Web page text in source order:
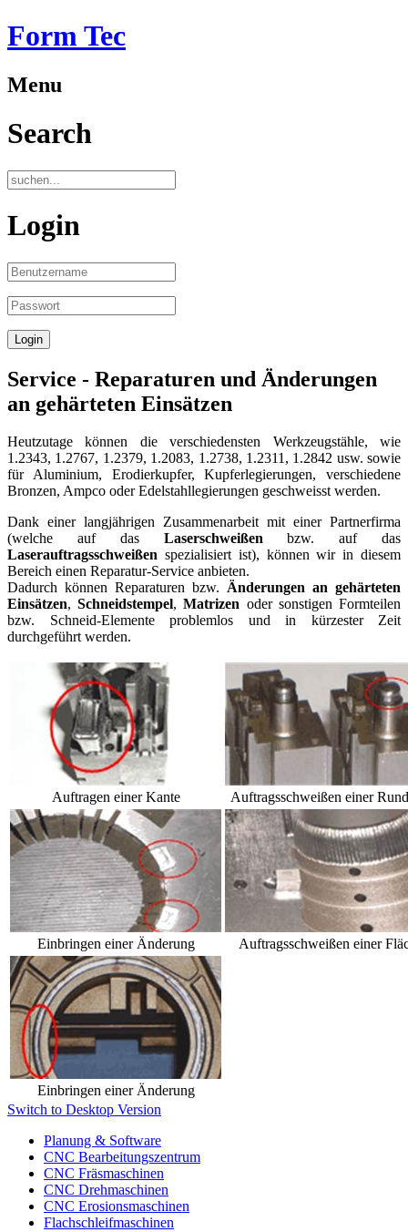
Form Tec
Menu
Search
Login
Service - Reparaturen und Änderungen
an gehärteten Einsätzen
Heutzutage können die verschiedensten Werkzeugstähle, wie
1.2343, 1.2767, 1.2379, 1.2083, 1.2738, 1.2311, 1.2842 usw. sowie
für Aluminium, Erodierkupfer, Kupferlegierungen, verschiedene
Bronzen, Ampco oder Edelstahllegierungen geschweisst werden.
Dank einer langjährigen Zusammenarbeit mit einer Partnerfirma
(welche auf das Laserschweißenbzw. auf das
Laserauftragsschweißen spezialisiert ist), können wir in diesem
Bereich einen Reparatur-Service anbieten.
Dadurch können Reparaturen bzw. Änderungen an gehärteten
Einsätzen,Schneidstempel,Matrizen oder sonstigen Formteilen
bzw. Schneid-Elemente problemlos und in kürzester Zeit
durchgeführt werden.
Auftragen einer Kante Auftragsschweißen einer
Einbringen einer Änderung Auftragsschweißen einer
Einbringen einer Änderung
Switch to Desktop Version
Planung & Software
CNC Bearbeitungszentrum
CNC Fräsmaschinen
CNC Drehmaschinen
CNC Erosionsmaschinen
Flachschleifmaschinen